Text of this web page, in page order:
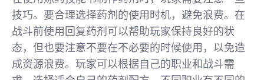
技巧。要合理选择药剂的使用时机，避免浪费。在
战斗前使用回复药剂可以帮助玩家保持良好的状
态，但也要注意不要在不必要的时候使用，以免造
成资源浪费。玩家可以根据自己的职业和战斗需